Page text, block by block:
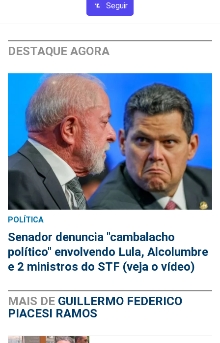
Seguir
DESTAQUE AGORA
POLÍTICA
Senador denuncia "cambalacho
político" envolvendo Lula, Alcolumbre
e 2 ministros do STF (veja o vídeo)
MAIS DE GUILLERMO FEDERICO
PIACESI RAMOS